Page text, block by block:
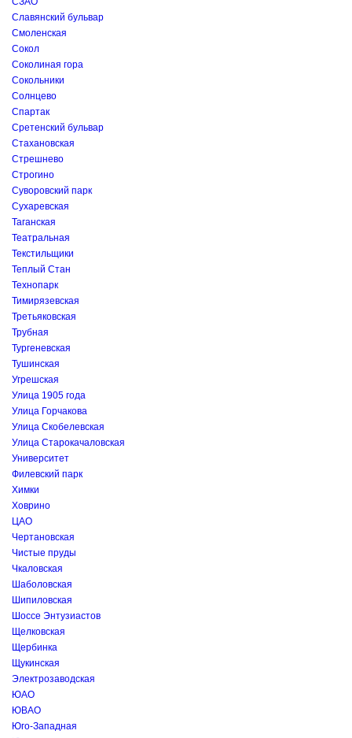
Славянский бульвар
Смоленская
Сокол
Соколиная гора
Сокольники
Солнцево
Спартак
Сретенский бульвар
Стахановская
Стрешнево
Строгино
Суворовский парк
Сухаревская
Таганская
Театральная
Текстильщики
Теплый Стан
Технопарк
Тимирязевская
Третьяковская
Трубная
Тургеневская
Тушинская
Угрешская
Улица 1905 года
Улица Горчакова
Улица Скобелевская
Улица Старокачаловская
Университет
Филевский парк
Химки
Ховрино
ЦАО
Чертановская
Чистые пруды
Чкаловская
Шаболовская
Шипиловская
Шоссе Энтузиастов
Щелковская
Щербинка
Щукинская
Электрозаводская
ЮАО
ЮВАО
Юго-Западная